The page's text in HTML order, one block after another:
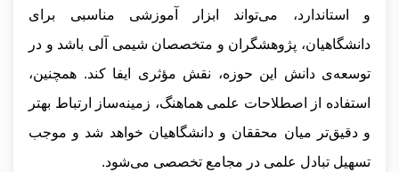
و استاندارد، می‌تواند ابزار آموزشی مناسبی برای
دانشگاهیان، پژوهشگران و متخصصان شیمی آلی باشد و در
توسعه‌ی دانش این حوزه، نقش مؤثری ایفا کند. همچنین،
استفاده از اصطلاحات علمی هماهنگ، زمینه‌ساز ارتباط بهتر
و دقیق‌تر میان محققان و دانشگاهیان خواهد شد و موجب
تسهیل تبادل علمی در مجامع تخصصی می‌شود.